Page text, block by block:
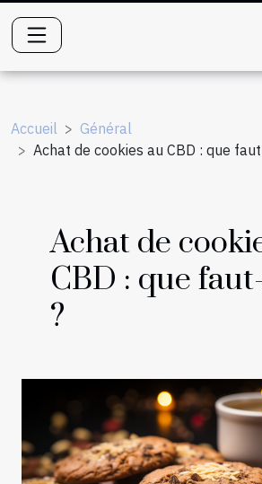
Accueil
Général
Achat de cookies au CBD : que
Achat de
CBD : que
?